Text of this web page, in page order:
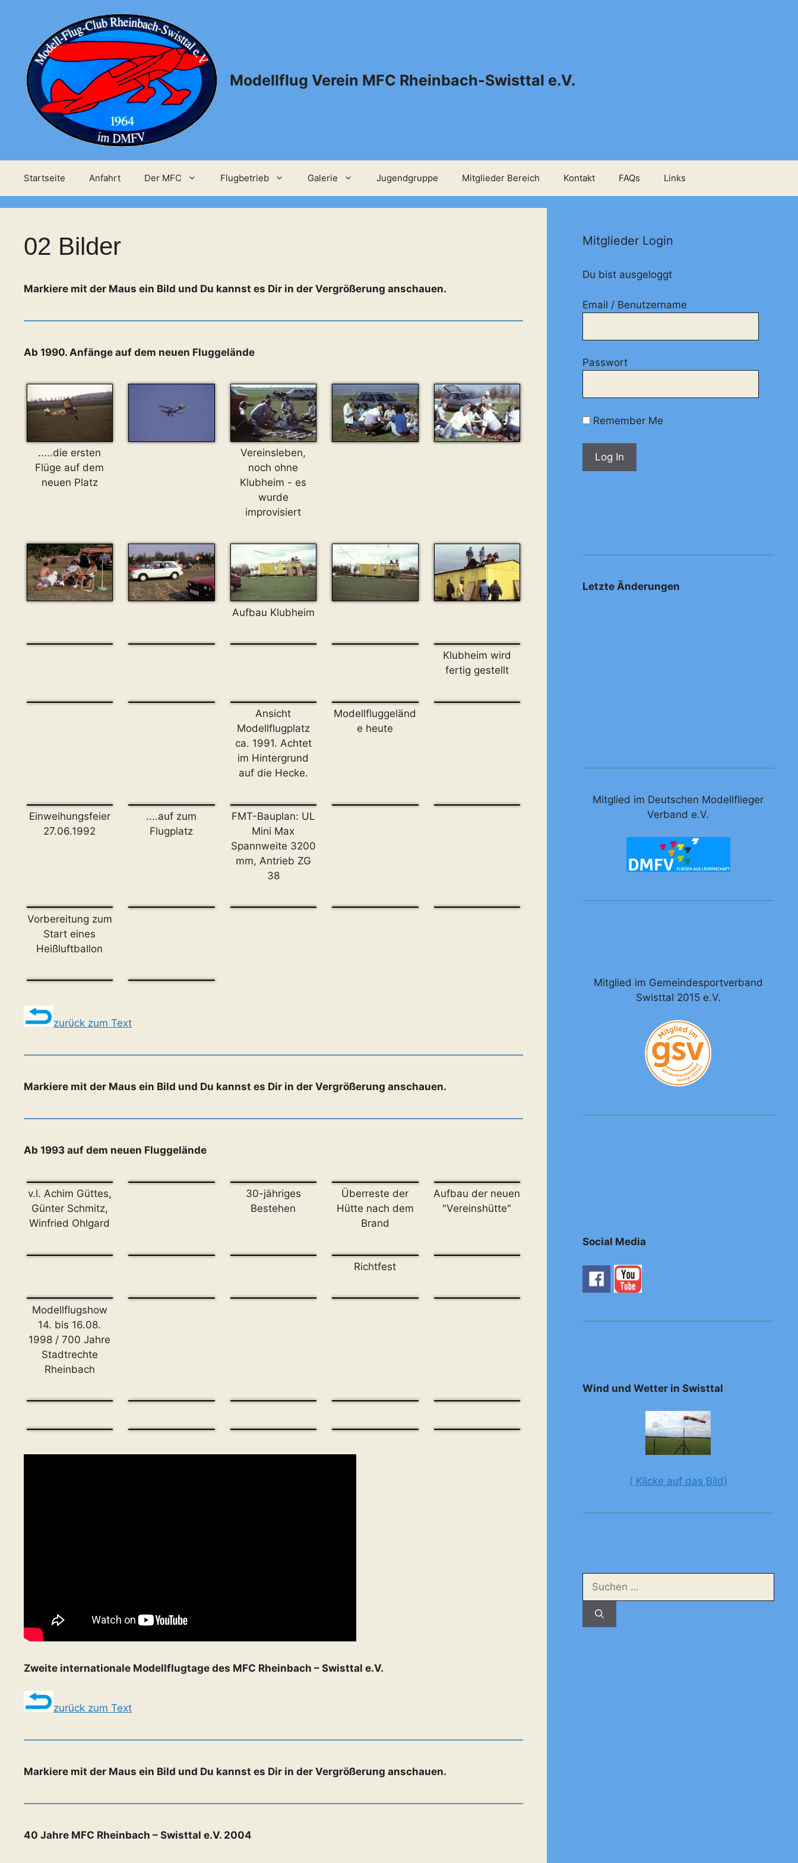
Modellflug Verein MFC Rheinbach-Swisttal e.V.
Startseite Anfahrt Der MFC Flugbetrieb Galerie Jugendgruppe Mitglieder Bereich Kontakt FAQs Links
02 Bilder
Markiere mit der Maus ein Bild und Du kannst es Dir in der Vergrößerung anschauen.
Ab 1990. Anfänge auf dem neuen Fluggelände
.....die ersten
Flüge auf dem
neuen Platz
Vereinsleben,
noch ohne
Klubheim - es
wurde
improvisiert
Aufbau Klubheim
Klubheim wird
fertig gestellt
Ansicht
Modellflugplatz
ca. 1991. Achtet
im Hintergrund
auf die Hecke.
Modellfluggeländ
e heute
Einweihungsfeier
27.06.1992
....auf zum
Flugplatz
FMT-Bauplan: UL
Mini Max
Spannweite 3200
mm, Antrieb ZG
38
Vorbereitung zum
Start eines
Heißluftballon
zurück zum Text
Markiere mit der Maus ein Bild und Du kannst es Dir in der Vergrößerung anschauen.
Ab 1993 auf dem neuen Fluggelände
v.l. Achim Güttes,
Günter Schmitz,
Winfried Ohlgard
30-jähriges
Bestehen
Überreste der
Hütte nach dem
Brand
Aufbau der neuen
"Vereinshütte"
Richtfest
Modellflugshow
14. bis 16.08.
1998 / 700 Jahre
Stadtrechte
Rheinbach
Zweite internationale Modellflugtage des MFC Rheinbach – Swisttal e.V.
zurück zum Text
Markiere mit der Maus ein Bild und Du kannst es Dir in der Vergrößerung anschauen.
40 Jahre MFC Rheinbach – Swisttal e.V. 2004
Mitglieder Login
Du bist ausgeloggt
Email / Benutzername
Passwort
Remember Me
Letzte Änderungen
Mitglied im Deutschen Modellflieger
Verband e.V.
Mitglied im Gemeindesportverband
Swisttal 2015 e.V.
Social Media
Wind und Wetter in Swisttal
( Klicke auf das Bild)
Suchen